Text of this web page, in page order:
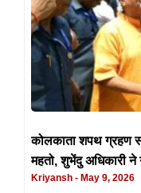
कोलकाता शपथ ग्रहण
महतो, शुभेंदु अधिकारी ने
Kriyansh May 9, 2026